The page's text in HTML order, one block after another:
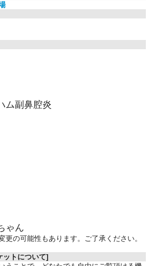
ム副鼻腔炎
ゃん
の可能性もあります。ご了承ください。
ットについて]